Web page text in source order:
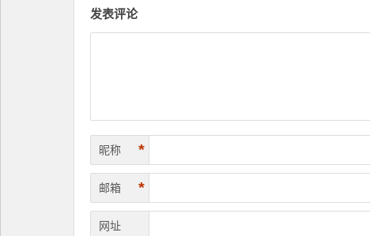
发表评论
昵称 *
邮箱 *
网址